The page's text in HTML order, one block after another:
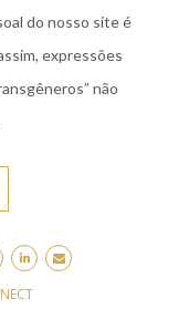
do nosso site é
expressões
não
NECT